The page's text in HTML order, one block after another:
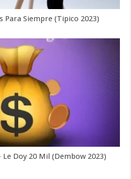
Para Siempre (Tipico 2023)
Le Doy 20 Mil (Dembow 2023)